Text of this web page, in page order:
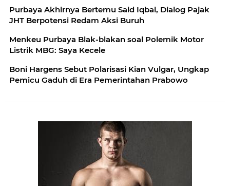
Purbaya Akhirnya Bertemu Said Iqbal, Dialog Pajak
JHT Berpotensi Redam Aksi Buruh
Menkeu Purbaya Blak-blakan soal Polemik Motor
Listrik MBG: Saya Kecele
Boni Hargens Sebut Polarisasi Kian Vulgar, Ungkap
Pemicu Gaduh di Era Pemerintahan Prabowo